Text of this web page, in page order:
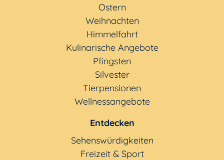
Ostern
Weihnachten
Himmelfahrt
Kulinarische Angebote
Pfingsten
Silvester
Tierpensionen
Wellnessangebote
Entdecken
Sehenswürdigkeiten
Freizeit & Sport